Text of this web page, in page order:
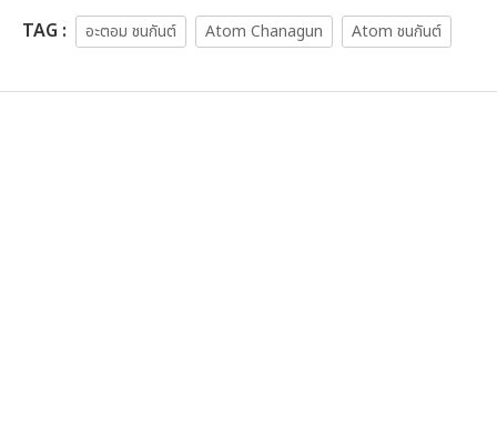
TAG : อะตอม ชนกันต์ Atom Chanagun Atom ชนกันต์